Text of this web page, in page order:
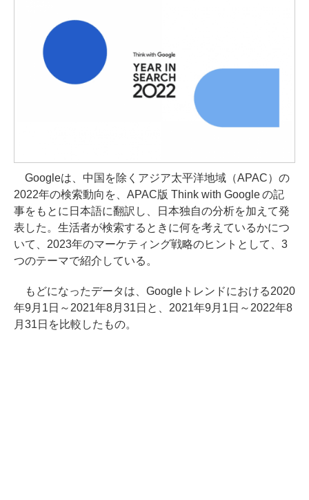
Googleは、中国を除くアジア太平洋地域（APAC）の
2022年の検索動向を、APAC版 Think with Google の記
事をもとに日本語に翻訳し、日本独自の分析を加えて発
表した。生活者が検索するときに何を考えているかにつ
いて、2023年のマーケティング戦略のヒントとして、3
つのテーマで紹介している。
もどになったデータは、Googleトレンドにおける2020
年9月1日～2021年8月31日と、2021年9月1日～2022年8
月31日を比較したもの。